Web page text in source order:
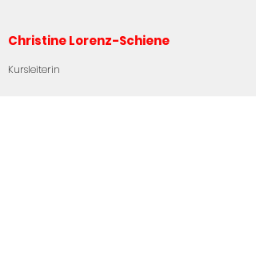
Christine Lorenz-Schiene
Kursleiterin